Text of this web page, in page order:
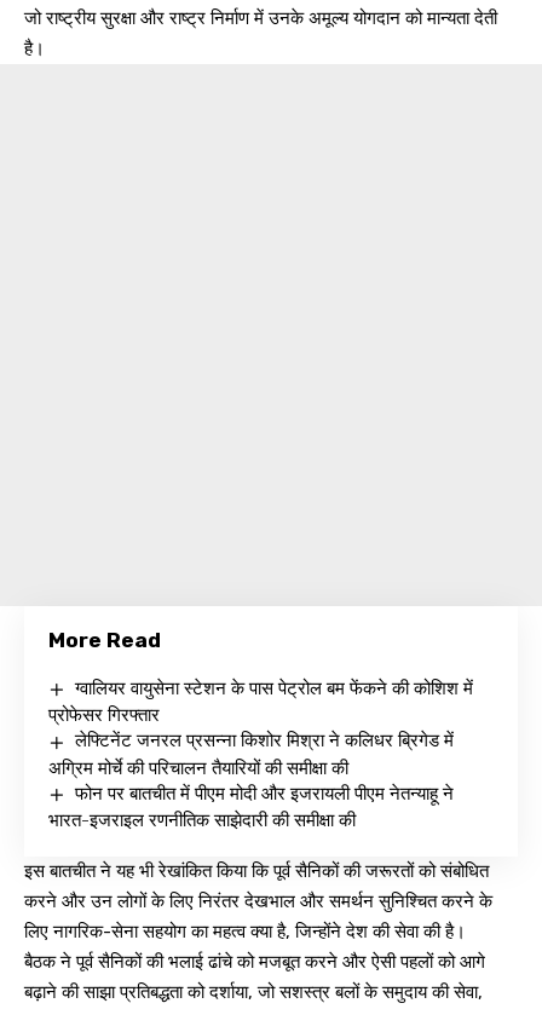
जो राष्ट्रीय सुरक्षा और राष्ट्र निर्माण में उनके अमूल्य योगदान को मान्यता देती
है।
More Read
ग्वालियर वायुसेना स्टेशन के पास पेट्रोल बम फेंकने की कोशिश में
प्रोफेसर गिरफ्तार
लेफ्टिनेंट जनरल प्रसन्ना किशोर मिश्रा ने कलिधर ब्रिगेड में
अग्रिम मोर्चे की परिचालन तैयारियों की समीक्षा की
फोन पर बातचीत में पीएम मोदी और इजरायली पीएम नेतन्याहू ने
भारत-इजराइल रणनीतिक साझेदारी की समीक्षा की
इस बातचीत ने यह भी रेखांकित किया कि पूर्व सैनिकों की जरूरतों को संबोधित
करने और उन लोगों के लिए निरंतर देखभाल और समर्थन सुनिश्चित करने के
लिए नागरिक-सेना सहयोग का महत्व क्या है, जिन्होंने देश की सेवा की है।
बैठक ने पूर्व सैनिकों की भलाई ढांचे को मजबूत करने और ऐसी पहलों को आगे
बढ़ाने की साझा प्रतिबद्धता को दर्शाया, जो सशस्त्र बलों के समुदाय की सेवा,